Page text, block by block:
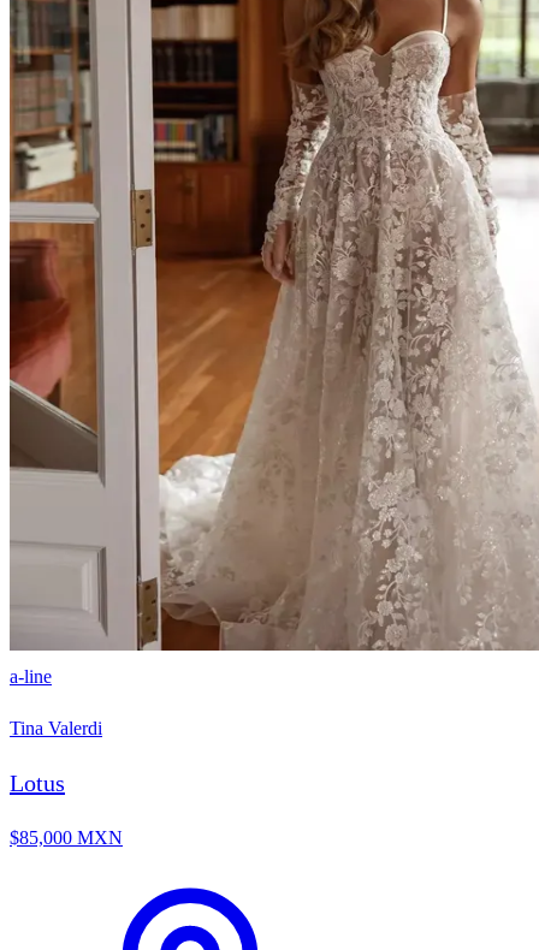
a-line
Tina Valerdi
Lotus
$85,000 MXN